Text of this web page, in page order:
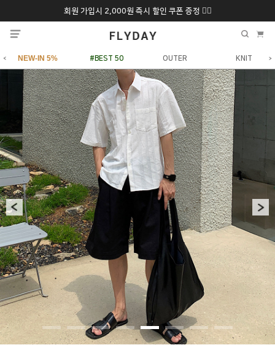
회원 가입시 2,000원 즉시 할인 쿠폰 증정 ❤️‍🔥
추석 특별 할인 10~20% 9/6 화 ~ 9/12월
NEW-IN 5% #BEST 50 OUTER KNIT